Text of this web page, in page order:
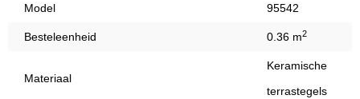
Model 95542
Besteleenheid 0.36 m2
Materiaal
Keramische
terrastegels